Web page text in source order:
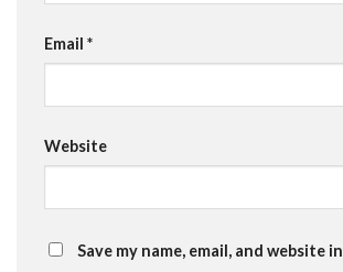
Email *
Website
Save my name, email, and website